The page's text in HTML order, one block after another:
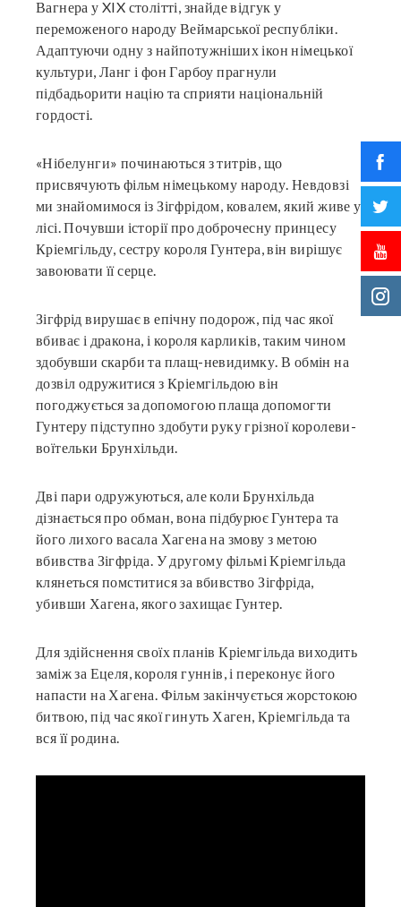
Вагнера у XIX столітті, знайде відгук у
переможеного народу Веймарської республіки.
Адаптуючи одну з найпотужніших ікон німецької
культури, Ланг і фон Гарбоу прагнули
підбадьорити націю та сприяти національній
гордості.
«Нібелунги» починаються з титрів, що
присвячують фільм німецькому народу. Невдовзі
ми знайомимося із Зігфрідом, ковалем, який живе у
лісі. Почувши історії про доброчесну принцесу
Кріемгільду, сестру короля Гунтера, він вирішує
завоювати її серце.
Зігфрід вирушає в епічну подорож, під час якої
вбиває і дракона, і короля карликів, таким чином
здобувши скарби та плащ-невидимку. В обмін на
дозвіл одружитися з Кріемгільдою він
погоджується за допомогою плаща допомогти
Гунтеру підступно здобути руку грізної королеви-
воїтельки Брунхільди.
Дві пари одружуються, але коли Брунхільда
дізнається про обман, вона підбурює Гунтера та
його лихого васала Хагена на змову з метою
вбивства Зігфріда. У другому фільмі Кріемгільда
клянеться помститися за вбивство Зігфріда,
убивши Хагена, якого захищає Гунтер.
Для здійснення своїх планів Кріемгільда виходить
заміж за Ецеля, короля гуннів, і переконує його
напасти на Хагена. Фільм закінчується жорстокою
битвою, під час якої гинуть Хаген, Кріемгільда та
вся її родина.